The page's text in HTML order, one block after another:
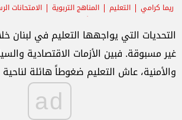
ريما كرامي التعليم المناهج التربوية
الامتحانات
الأقساط المدرسية
التحديات التي يواجهها التعليم في لبنان
غير مسبوقة. فبين الأزمات الاقتصادية
والأمنية، عاش التعليم ضغوطاً هائلة لناحية
ad